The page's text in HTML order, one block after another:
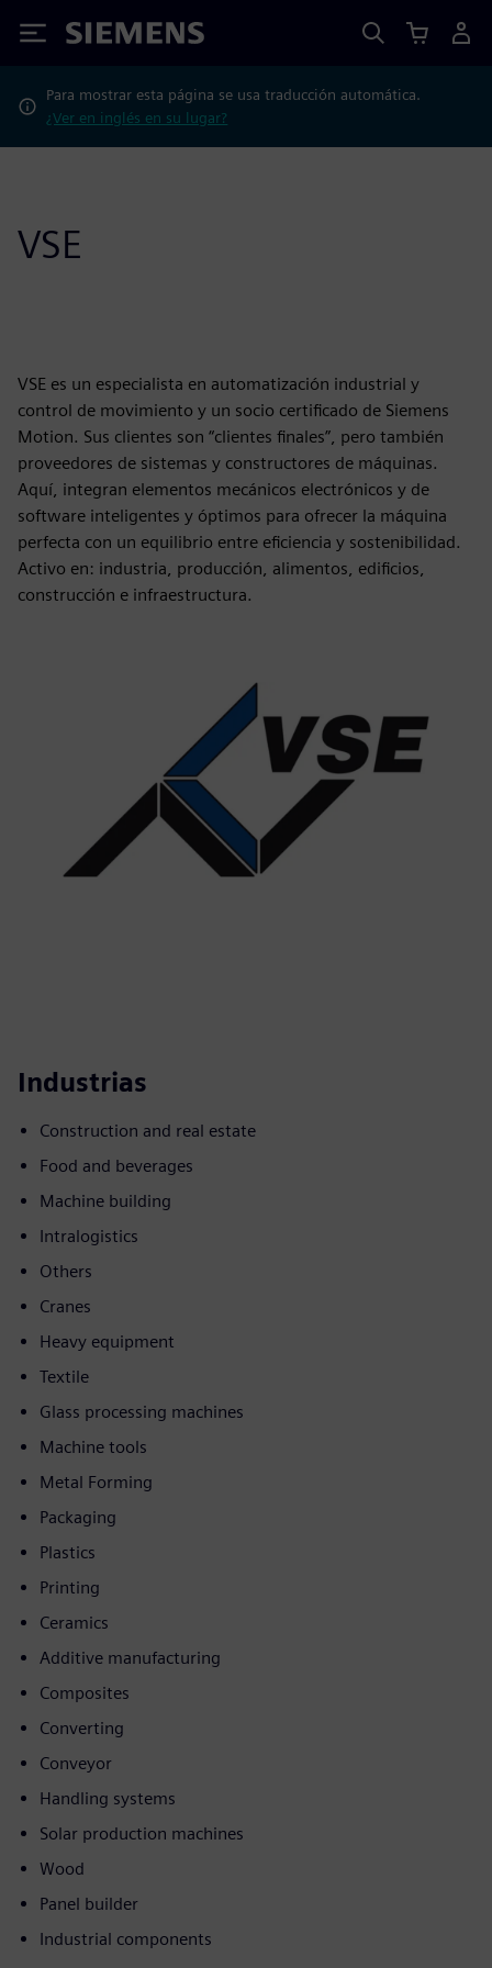
Siemens
Para mostrar esta página se usa traducción automática.
¿Ver en inglés en su lugar?
VSE
VSE es un especialista en automatización industrial y
control de movimiento y un socio certificado de Siemens
Motion. Sus clientes son “clientes finales”, pero también
proveedores de sistemas y constructores de máquinas.
Aquí, integran elementos mecánicos electrónicos y de
software inteligentes y óptimos para ofrecer la máquina
perfecta con un equilibrio entre eficiencia y sostenibilidad.
Activo en: industria, producción, alimentos, edificios,
construcción e infraestructura.
Industrias
Construction and real estate
Food and beverages
Machine building
Intralogistics
Others
Cranes
Heavy equipment
Textile
Glass processing machines
Machine tools
Metal Forming
Packaging
Plastics
Printing
Ceramics
Additive manufacturing
Composites
Converting
Conveyor
Handling systems
Solar production machines
Wood
Panel builder
Industrial components